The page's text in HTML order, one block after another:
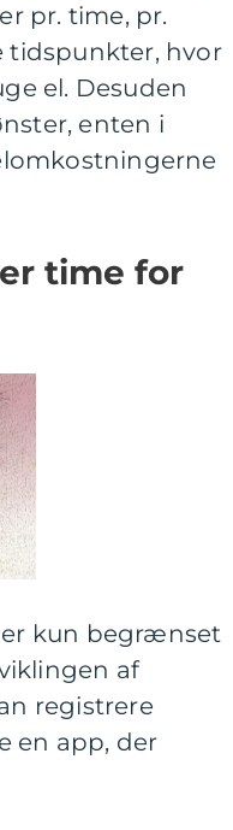
pr. time, pr.
tidspunkter, hvor
el. Desuden
enten i
time for
kun begrænset
af
registrere
en app, der